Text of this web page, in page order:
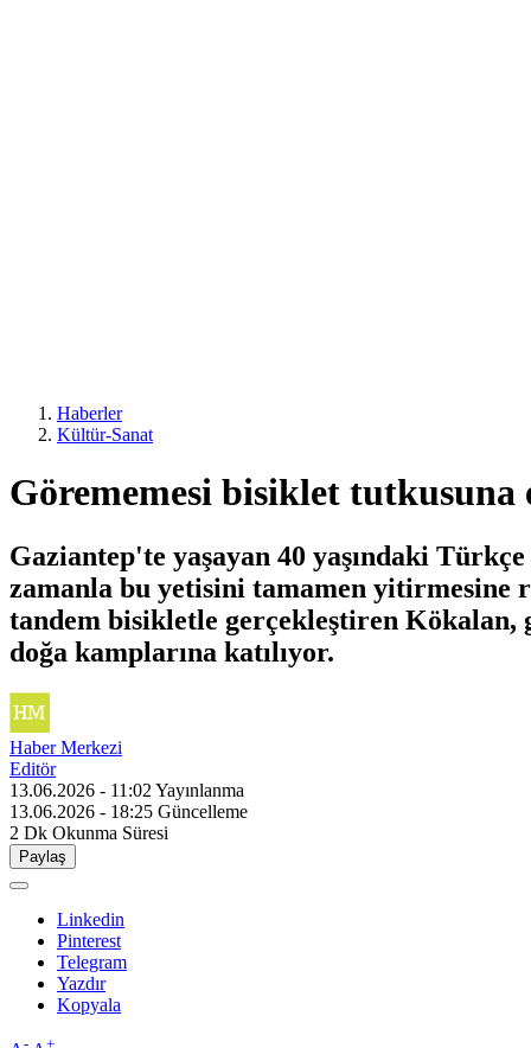
Haberler
Kültür-Sanat
Görememesi bisiklet tutkusuna
Gaziantep'te yaşayan 40 yaşındaki
zamanla bu yetisini tamamen yitirmesine
tandem bisikletle gerçekleştiren
doğa kamplarına katılıyor.
Haber Merkezi
Editör
13.06.2026 - 11:02 Yayınlanma
13.06.2026 - 18:25 Güncelleme
2 Dk Okunma Süresi
Paylaş
Linkedin
Pinterest
Telegram
Yazdır
Kopyala
- +